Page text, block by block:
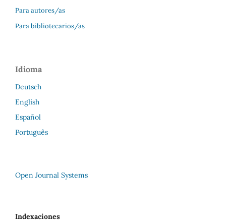
Para autores/as
Para bibliotecarios/as
Idioma
Deutsch
English
Español
Português
Open Journal Systems
Indexaciones